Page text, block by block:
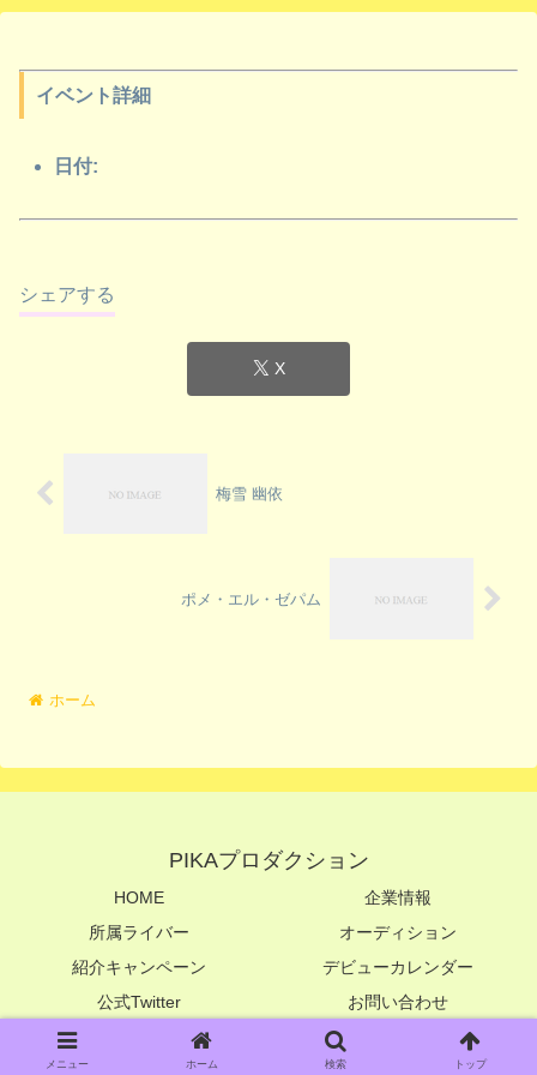
イベント詳細
日付:
シェアする
X
梅雪 幽依
ポメ・エル・ゼパム
ホーム
PIKAプロダクション
HOME
企業情報
所属ライバー
オーディション
紹介キャンペーン
デビューカレンダー
公式Twitter
お問い合わせ
© 2022 PIKAプロダクション.
メニュー ホーム 検索 トップ